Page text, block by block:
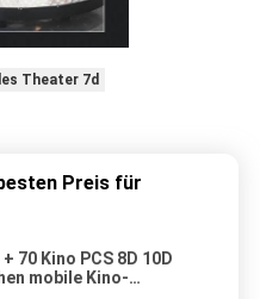
Theater 7d
Preis für
+ 70 Kino PCS 8D 10D
mobile Kino-